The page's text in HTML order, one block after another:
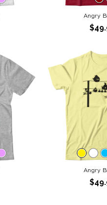
Angry
Angry